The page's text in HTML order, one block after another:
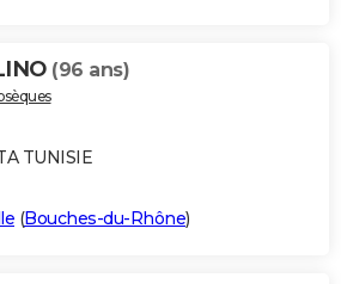
(96 ans)
TUNISIE
(Bouches-du-Rhône)